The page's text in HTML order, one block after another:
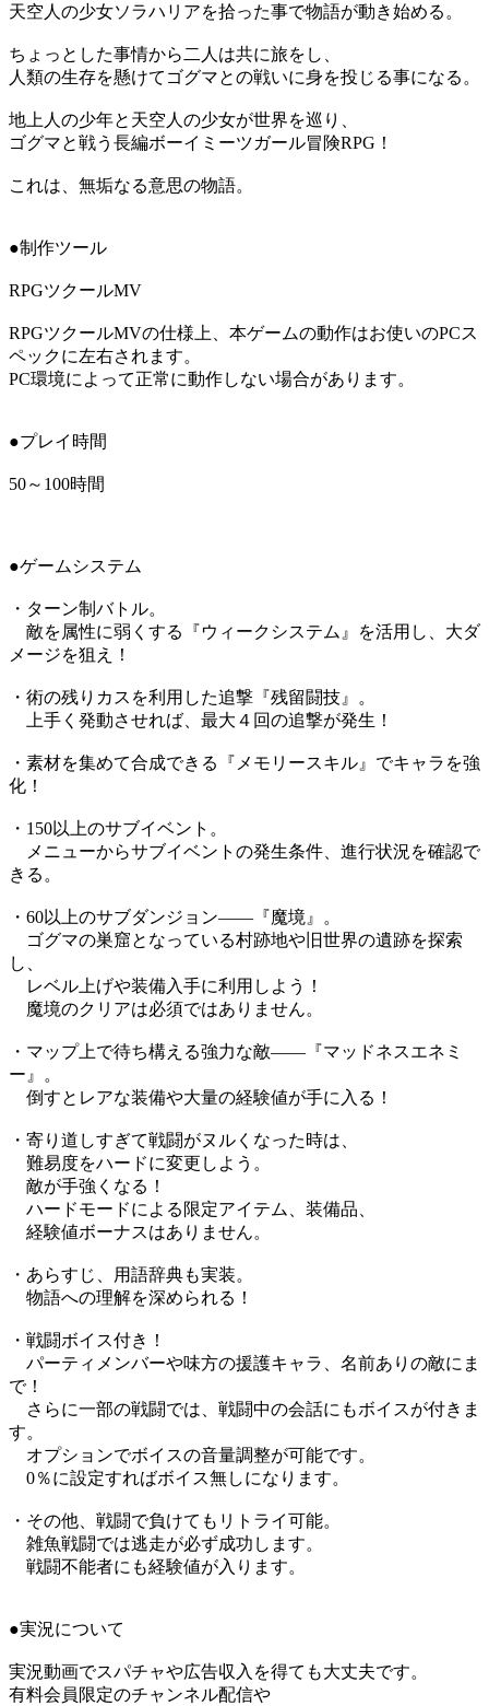
天空人の少女ソラハリアを拾った事で物語が動き始める。
ちょっとした事情から二人は共に旅をし、
人類の生存を懸けてゴグマとの戦いに身を投じる事になる。
地上人の少年と天空人の少女が世界を巡り、
ゴグマと戦う長編ボーイミーツガール冒険RPG！
これは、無垢なる意思の物語。
●制作ツール
RPGツクールMV
RPGツクールMVの仕様上、本ゲームの動作はお使いのPCス
ペックに左右されます。
PC環境によって正常に動作しない場合があります。
●プレイ時間
50～100時間
●ゲームシステム
・ターン制バトル。
敵を属性に弱くする『ウィークシステム』を活用し、大ダ
メージを狙え！
・術の残りカスを利用した追撃『残留闘技』。
上手く発動させれば、最大４回の追撃が発生！
・素材を集めて合成できる『メモリースキル』でキャラを強
化！
・150以上のサブイベント。
メニューからサブイベントの発生条件、進行状況を確認で
きる。
・60以上のサブダンジョン――『魔境』。
ゴグマの巣窟となっている村跡地や旧世界の遺跡を探索
し、
レベル上げや装備入手に利用しよう！
魔境のクリアは必須ではありません。
・マップ上で待ち構える強力な敵――『マッドネスエネミ
ー』。
倒すとレアな装備や大量の経験値が手に入る！
・寄り道しすぎて戦闘がヌルくなった時は、
難易度をハードに変更しよう。
敵が手強くなる！
ハードモードによる限定アイテム、装備品、
経験値ボーナスはありません。
・あらすじ、用語辞典も実装。
物語への理解を深められる！
・戦闘ボイス付き！
パーティメンバーや味方の援護キャラ、名前ありの敵にま
で！
さらに一部の戦闘では、戦闘中の会話にもボイスが付きま
す。
オプションでボイスの音量調整が可能です。
0％に設定すればボイス無しになります。
・その他、戦闘で負けてもリトライ可能。
雑魚戦闘では逃走が必ず成功します。
戦闘不能者にも経験値が入ります。
●実況について
実況動画でスパチャや広告収入を得ても大丈夫です。
有料会員限定のチャンネル配信や